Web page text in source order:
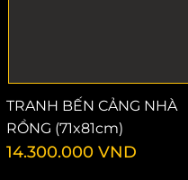
TRANH BẾN CẢNG NHÀ
RỒNG (71x81cm)
14.300.000 VND